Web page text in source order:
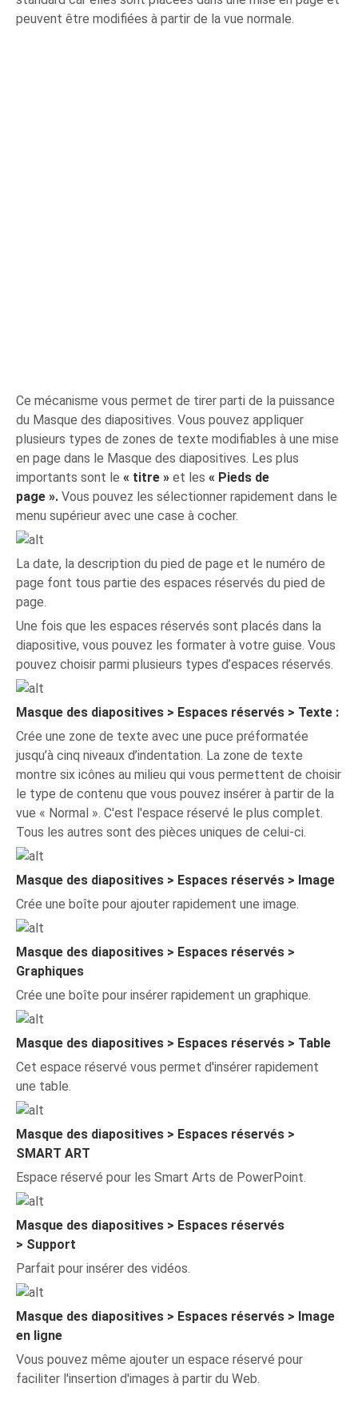
peuvent être modifiées à partir de la vue normale.
Ce mécanisme vous permet de tirer parti de la puissance
du Masque des diapositives. Vous pouvez appliquer
plusieurs types de zones de texte modifiables à une mise
en page dans le Masque des diapositives. Les plus
importants sont le« titre » et les« Pieds de
page ». Vous pouvez les sélectionner rapidement dans le
menu supérieur avec une case à cocher.
La date, la description du pied de page et le numéro de
page font tous partie des espaces réservés du pied de
page.
Une fois que les espaces réservés sont placés dans la
diapositive, vous pouvez les formater à votre guise. Vous
pouvez choisir parmi plusieurs types d’espaces réservés.
Masque des diapositives > Espaces réservés > Texte :
Crée une zone de texte avec une puce préformatée
jusqu’à cinq niveaux d’indentation. La zone de texte
montre six icônes au milieu qui vous permettent de choisir
le type de contenu que vous pouvez insérer à partir de la
vue « Normal ». C'est l'espace réservé le plus complet.
Tous les autres sont des pièces uniques de celui-ci.
Masque des diapositives > Espaces réservés > Image
Crée une boîte pour ajouter rapidement une image.
Masque des diapositives > Espaces réservés >
Graphiques
Crée une boîte pour insérer rapidement un graphique.
Masque des diapositives > Espaces réservés > Table
Cet espace réservé vous permet d'insérer rapidement
une table.
Masque des diapositives > Espaces réservés >
SMART ART
Espace réservé pour les Smart Arts de PowerPoint.
Masque des diapositives > Espaces réservés
> Support
Parfait pour insérer des vidéos.
Masque des diapositives > Espaces réservés > Image
en ligne
Vous pouvez même ajouter un espace réservé pour
faciliter l'insertion d'images à partir du Web.